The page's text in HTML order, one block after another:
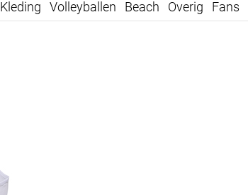
Kleding Volleyballen Beach Overig Fans